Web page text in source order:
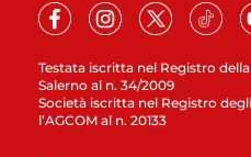
Testata iscritta nel Registro
Salerno al n. 34/2009
Società iscritta nel Registro
l’AGCOM al n. 20133